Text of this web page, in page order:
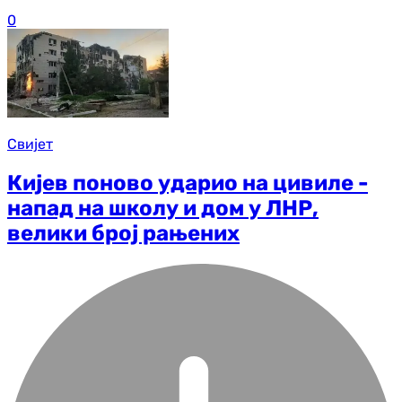
0
Свијет
Кијев поново ударио на цивиле -
напад на школу и дом у ЛНР,
велики број рањених